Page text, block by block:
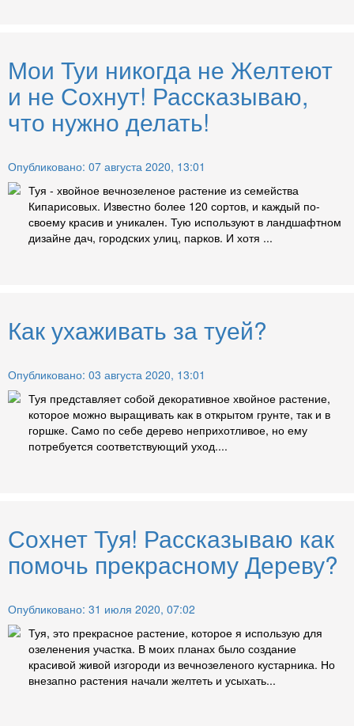
Мои Туи никогда не Желтеют
и не Сохнут! Рассказываю,
что нужно делать!
Опубликовано: 07 августа 2020, 13:01
Туя - хвойное вечнозеленое растение из семейства
Кипарисовых. Известно более 120 сортов, и каждый по-
своему красив и уникален. Тую используют в ландшафтном
дизайне дач, городских улиц, парков. И хотя ...
Как ухаживать за туей?
Опубликовано: 03 августа 2020, 13:01
Туя представляет собой декоративное хвойное растение,
которое можно выращивать как в открытом грунте, так и в
горшке. Само по себе дерево неприхотливое, но ему
потребуется соответствующий уход....
Сохнет Туя! Рассказываю как
помочь прекрасному Дереву?
Опубликовано: 31 июля 2020, 07:02
Туя, это прекрасное растение, которое я использую для
озеленения участка. В моих планах было создание
красивой живой изгороди из вечнозеленого кустарника. Но
внезапно растения начали желтеть и усыхать...